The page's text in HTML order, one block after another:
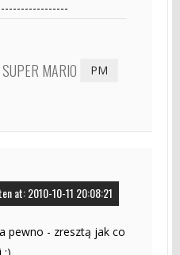
SUPER MARIO PM
at: 2010-10-11 20:08:21
pewno - zresztą jak co